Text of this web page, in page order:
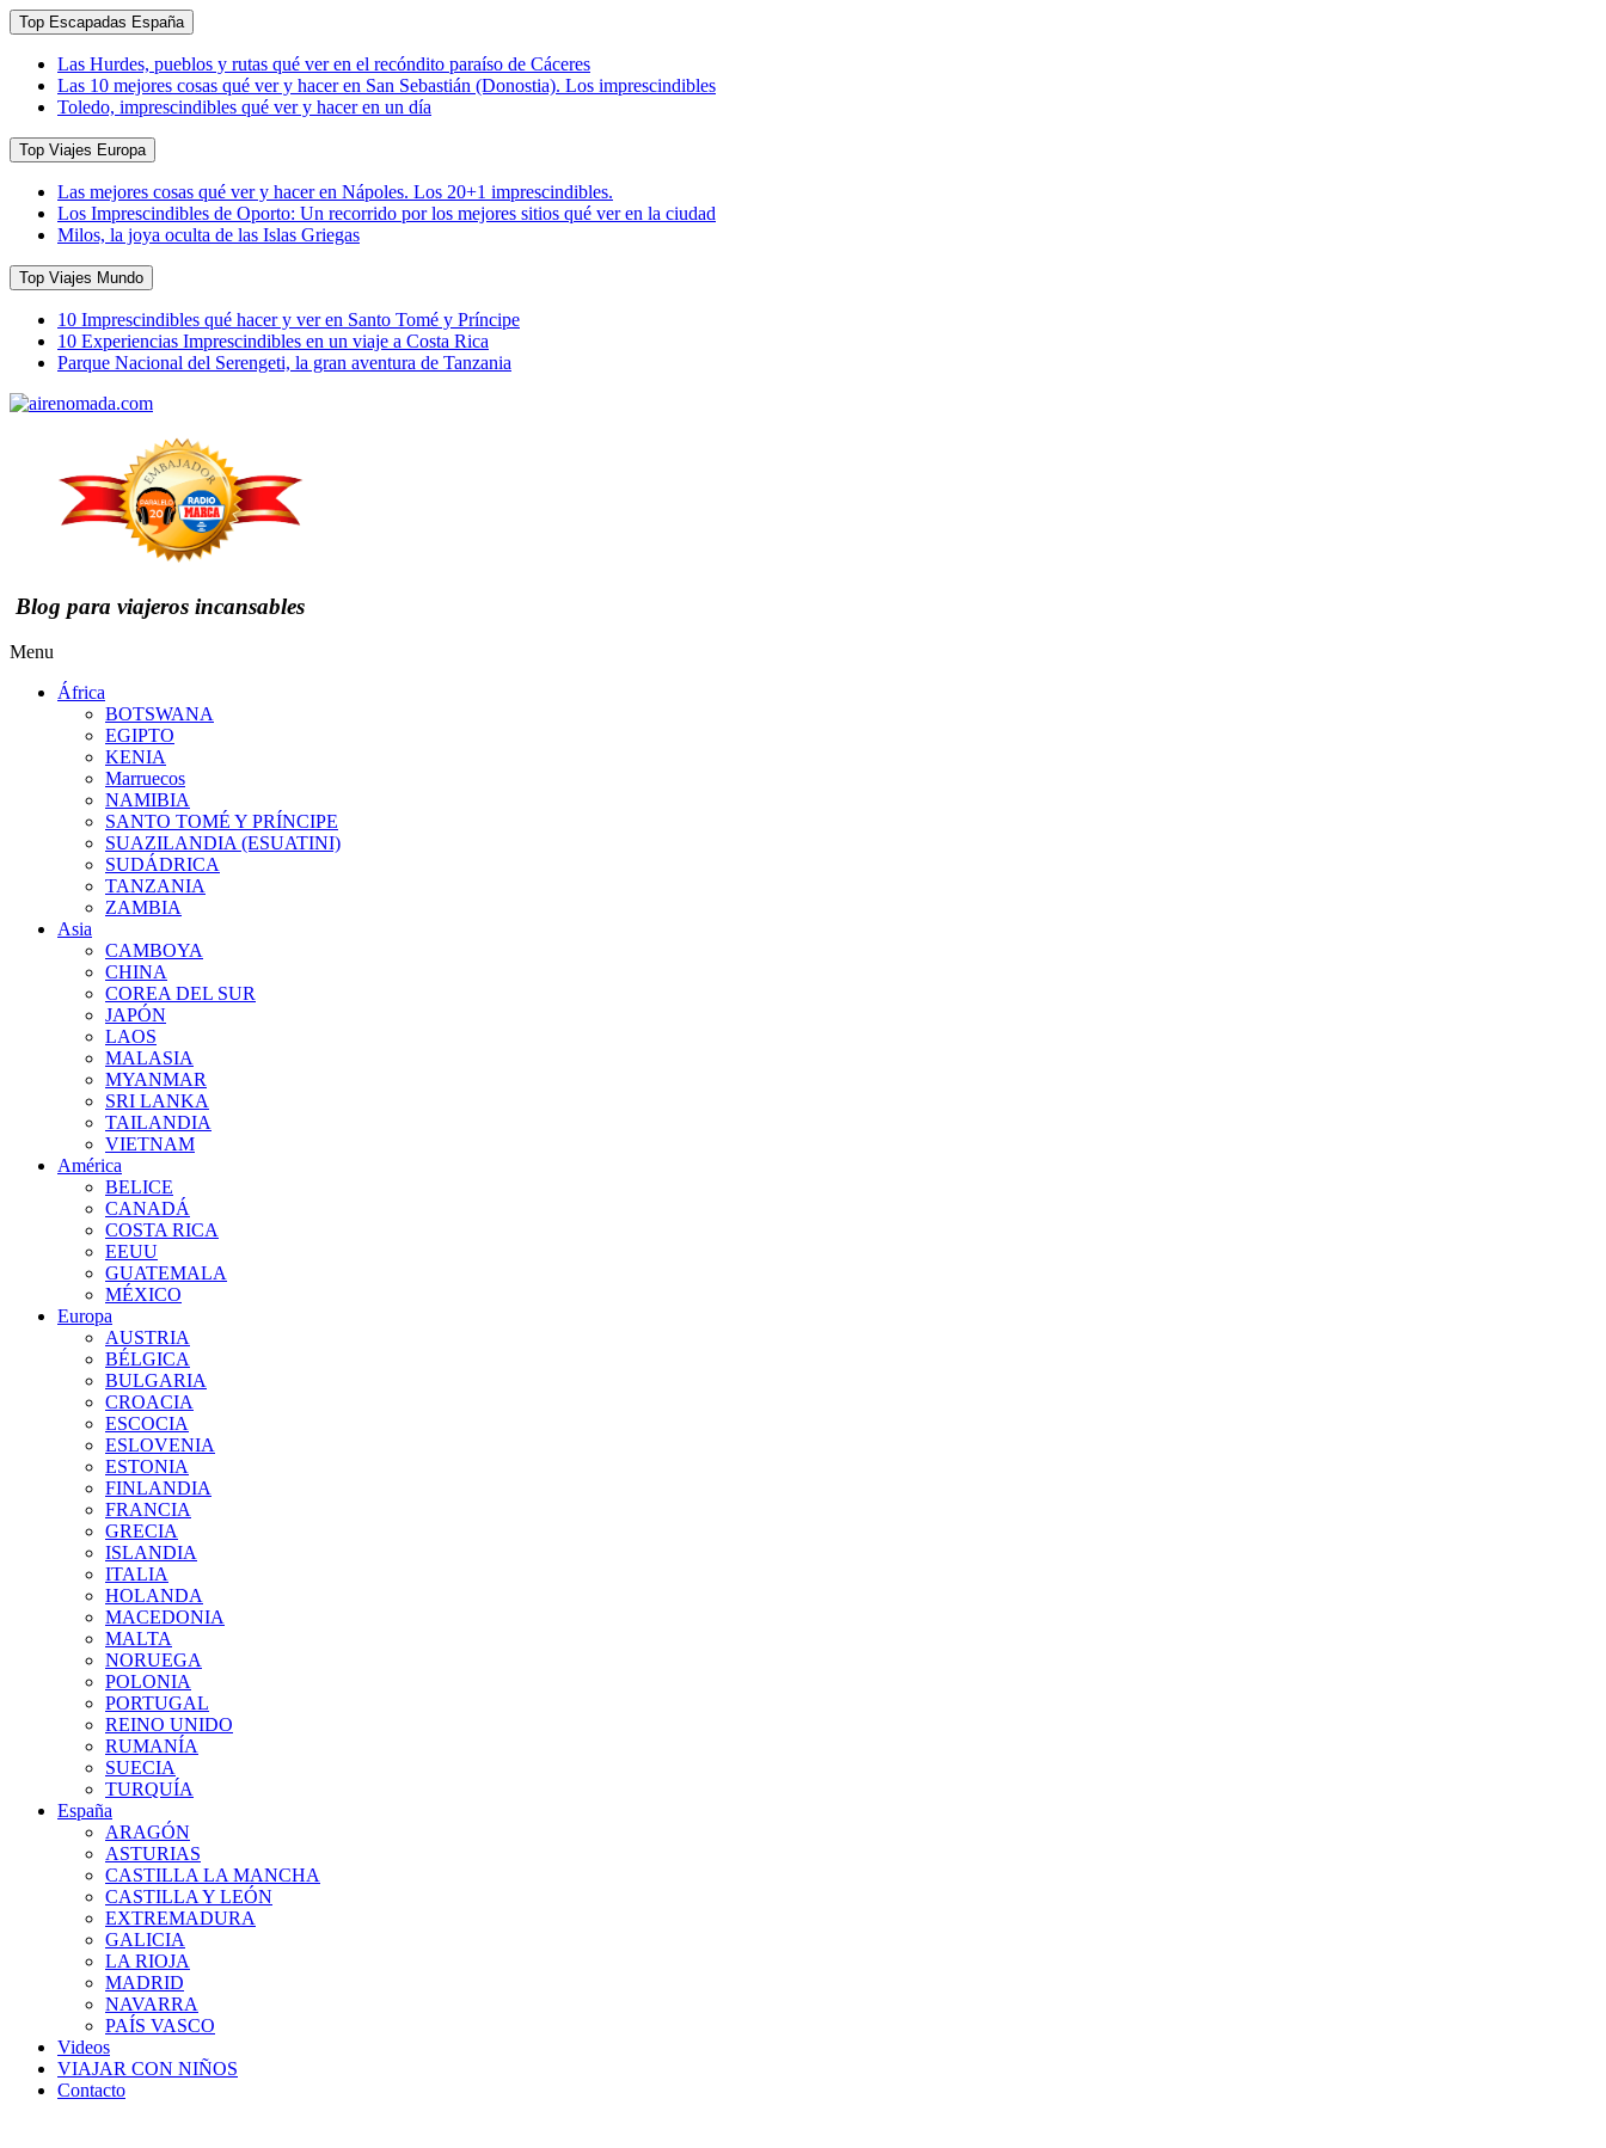
Top Escapadas España
Las Hurdes, pueblos y rutas qué ver en el recóndito paraíso de Cáceres
Las 10 mejores cosas qué ver y hacer en San Sebastián (Donostia). Los imprescindibles
Toledo, imprescindibles qué ver y hacer en un día
Top Viajes Europa
Las mejores cosas qué ver y hacer en Nápoles. Los 20+1 imprescindibles.
Los Imprescindibles de Oporto: Un recorrido por los mejores sitios qué ver en la ciudad
Milos, la joya oculta de las Islas Griegas
Top Viajes Mundo
10 Imprescindibles qué hacer y ver en Santo Tomé y Príncipe
10 Experiencias Imprescindibles en un viaje a Costa Rica
Parque Nacional del Serengeti, la gran aventura de Tanzania
Blog para viajeros incansables
Menu
África
BOTSWANA
EGIPTO
KENIA
Marruecos
NAMIBIA
SANTO TOMÉ Y PRÍNCIPE
SUAZILANDIA (ESUATINI)
SUDÁDRICA
TANZANIA
ZAMBIA
Asia
CAMBOYA
CHINA
COREA DEL SUR
JAPÓN
LAOS
MALASIA
MYANMAR
SRI LANKA
TAILANDIA
VIETNAM
América
BELICE
CANADÁ
COSTA RICA
EEUU
GUATEMALA
MÉXICO
Europa
AUSTRIA
BÉLGICA
BULGARIA
CROACIA
ESCOCIA
ESLOVENIA
ESTONIA
FINLANDIA
FRANCIA
GRECIA
ISLANDIA
ITALIA
HOLANDA
MACEDONIA
MALTA
NORUEGA
POLONIA
PORTUGAL
REINO UNIDO
RUMANÍA
SUECIA
TURQUÍA
España
ARAGÓN
ASTURIAS
CASTILLA LA MANCHA
CASTILLA Y LEÓN
EXTREMADURA
GALICIA
LA RIOJA
MADRID
NAVARRA
PAÍS VASCO
Videos
VIAJAR CON NIÑOS
Contacto